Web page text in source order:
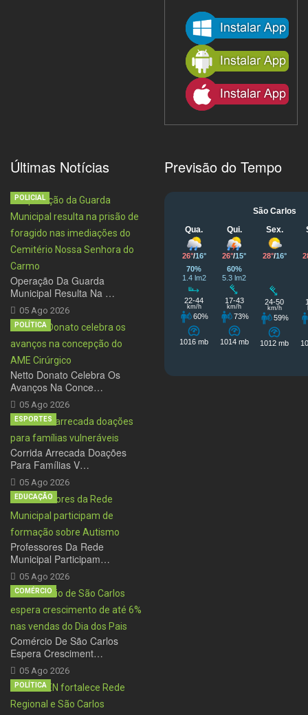
Últimas Notícias
Operação Da Guarda
Municipal Resulta Na …
05 Ago 2026
POLICIAL
Netto Donato Celebra Os
Avanços Na Conce…
05 Ago 2026
POLÍTICA
Corrida Arrecada Doações
Para Famílias V…
05 Ago 2026
ESPORTES
Professores Da Rede
Municipal Participam…
05 Ago 2026
EDUCAÇÃO
Comércio De São Carlos
Espera Cresciment…
05 Ago 2026
COMÉRCIO
POLÍTICA
Previsão do Tempo